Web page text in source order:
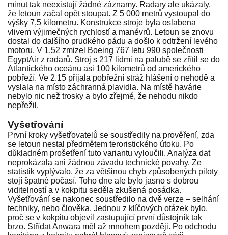
minut tak neexistují žádné záznamy. Radary ale ukázaly,
že letoun začal opět stoupat. Z 5 000 metrů vystoupal do
výšky 7,5 kilometru. Konstrukce stroje byla oslabena
vlivem výjimečných rychlostí a manévrů. Letoun se znovu
dostal do dalšího prudkého pádu a došlo k odtržení levého
motoru. V 1.52 zmizel Boeing 767 letu 990 společnosti
EgyptAir z radarů. Stroj s 217 lidmi na palubě se zřítil se do
Atlantického oceánu asi 100 kilometrů od amerického
pobřeží. Ve 2.15 přijala pobřežní stráž hlášení o nehodě a
vyslala na místo záchranná plavidla. Na místě havárie
nebylo nic než trosky a bylo zřejmé, že nehodu nikdo
nepřežil.
Vyšetřování
První kroky vyšetřovatelů se soustředily na prověření, zda
se letoun nestal předmětem teroristického útoku. Po
důkladném prošetření tuto variantu vyloučili. Analýza dat
neprokázala ani žádnou závadu technické povahy. Ze
statistik vyplývalo, že za většinou chyb způsobených piloty
stojí špatné počasí. Toho dne ale bylo jasno s dobrou
viditelností a v kokpitu seděla zkušená posádka.
Vyšetřování se nakonec soustředilo na dvě verze – selhání
techniky, nebo člověka. Jednou z klíčových otázek bylo,
proč se v kokpitu objevil zastupující první důstojník tak
brzo. Střídat Anwara měl až mnohem později. Po odchodu